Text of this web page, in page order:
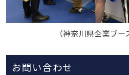
（神奈川県企業ブー
お問い合わせ